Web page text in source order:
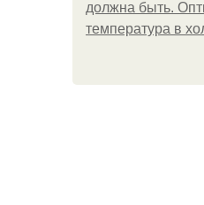
должна быть.
температура в